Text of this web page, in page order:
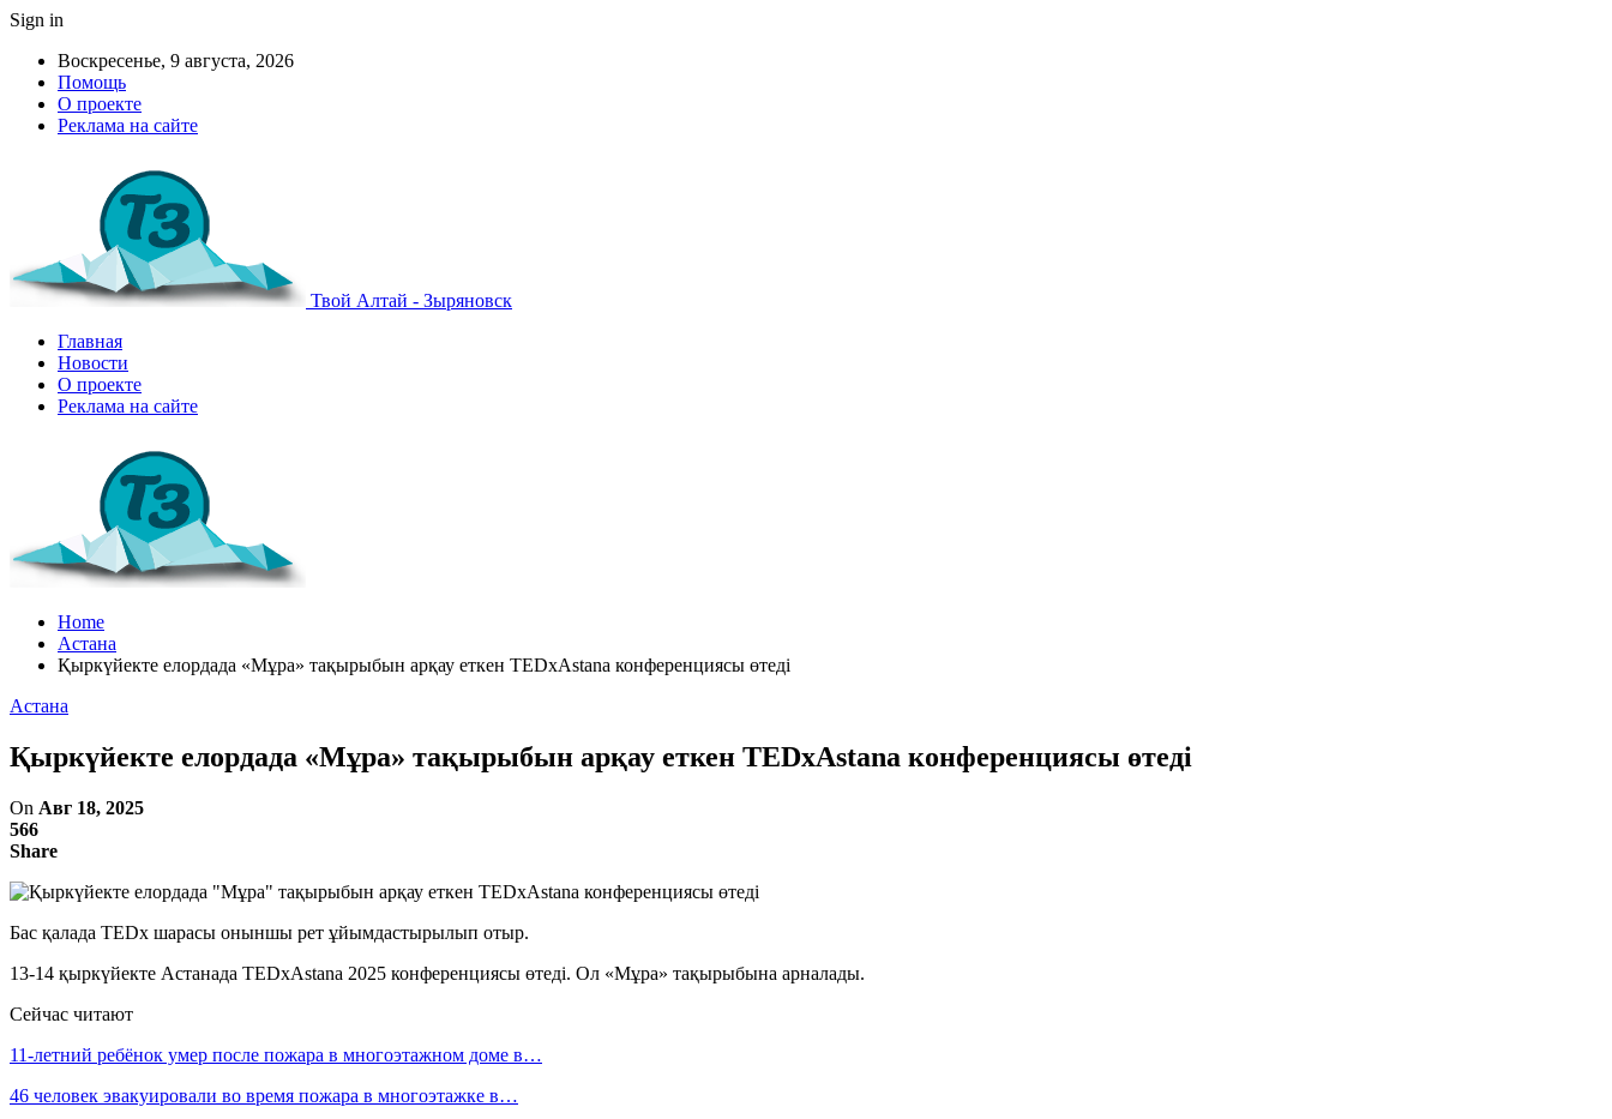
Sign in
Воскресенье, 9 августа, 2026
Помощь
О проекте
Реклама на сайте
Твой Алтай - Зыряновск
Главная
Новости
О проекте
Реклама на сайте
Home
Астана
Қыркүйекте елордада «Мұра» тақырыбын арқау еткен TEDxAstana конференциясы өтеді
Астана
Қыркүйекте елордада «Мұра» тақырыбын арқау еткен TEDxAstana конференциясы өтеді
On Авг 18, 2025
566
Share
Бас қалада TEDx шарасы оныншы рет ұйымдастырылып отыр.
13-14 қыркүйекте Астанада TEDxAstana 2025 конференциясы өтеді. Ол «Мұра» тақырыбына арналады.
Сейчас читают
11-летний ребёнок умер после пожара в многоэтажном доме в…
46 человек эвакуировали во время пожара в многоэтажке в…